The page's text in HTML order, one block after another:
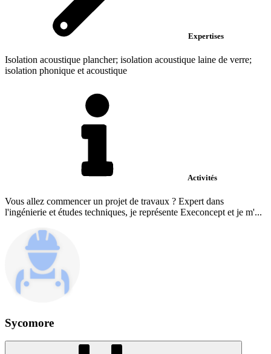
Expertises
Isolation acoustique plancher; isolation acoustique laine de verre;
isolation phonique et acoustique
Activités
Vous allez commencer un projet de travaux ? Expert dans
l'ingénierie et études techniques, je représente Execoncept et je m'...
Sycomore